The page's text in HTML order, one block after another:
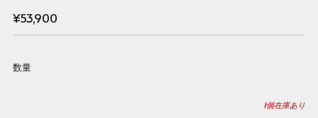
Regular
price
¥53,900
数量
1個在庫あり